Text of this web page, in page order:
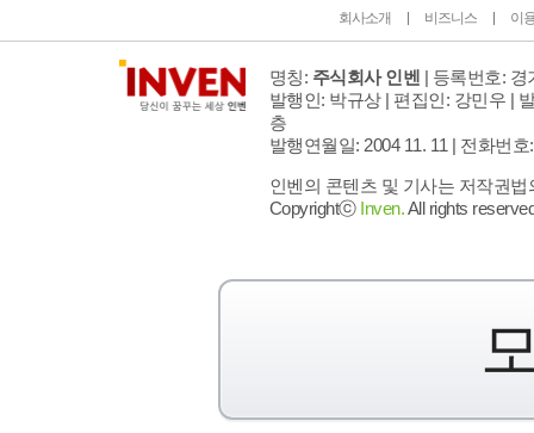
회사소개 비즈니스 이
명칭: 주식회사 인벤 | 등록번호: 경
발행인: 박규상 | 편집인: 강민우 |
층
발행연월일: 2004 11. 11 | 전화번호
인벤의 콘텐츠 및 기사는 저작권
Copyrightⓒ Inven.All rights